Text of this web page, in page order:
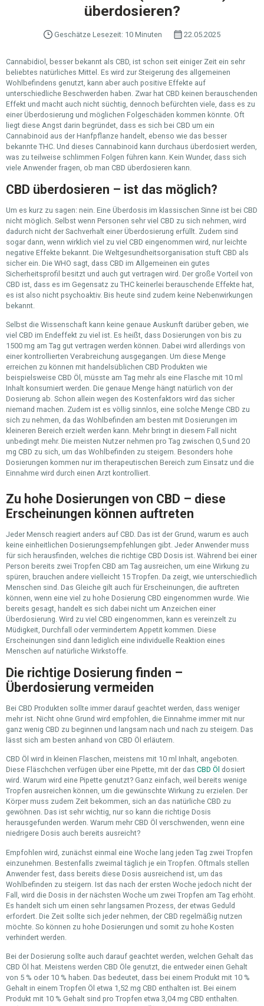
überdosieren?
Geschätze Lesezeit: 10 Minuten 22.05.2025
Cannabidiol, besser bekannt als CBD, ist schon seit einiger Zeit ein sehr
beliebtes natürliches Mittel. Es wird zur Steigerung des allgemeinen
Wohlbefindens genutzt, kann aber auch positive Effekte auf
unterschiedliche Beschwerden haben. Zwar hat CBD keinen berauschenden
Effekt und macht auch nicht süchtig, dennoch befürchten viele, dass es zu
einer Überdosierung und möglichen Folgeschäden kommen könnte. Oft
liegt diese Angst darin begründet, dass es sich bei CBD um ein
Cannabinoid aus der Hanfpflanze handelt, ebenso wie das besser
bekannte THC. Und dieses Cannabinoid kann durchaus überdosiert werden,
was zu teilweise schlimmen Folgen führen kann. Kein Wunder, dass sich
viele Anwender fragen, ob man CBD überdosieren kann.
CBD überdosieren – ist das möglich?
Um es kurz zu sagen: nein. Eine Überdosis im klassischen Sinne ist bei CBD
nicht möglich. Selbst wenn Personen sehr viel CBD zu sich nehmen, wird
dadurch nicht der Sachverhalt einer Überdosierung erfüllt. Zudem sind
sogar dann, wenn wirklich viel zu viel CBD eingenommen wird, nur leichte
negative Effekte bekannt. Die Weltgesundheitsorganisation stuft CBD als
sicher ein. Die WHO sagt, dass CBD im Allgemeinen ein gutes
Sicherheitsprofil besitzt und auch gut vertragen wird. Der große Vorteil von
CBD ist, dass es im Gegensatz zu THC keinerlei berauschende Effekte hat,
es ist also nicht psychoaktiv. Bis heute sind zudem keine Nebenwirkungen
bekannt.
Selbst die Wissenschaft kann keine genaue Auskunft darüber geben, wie
viel CBD im Endeffekt zu viel ist. Es heißt, dass Dosierungen von bis zu
1500 mg am Tag gut vertragen werden können. Dabei wird allerdings von
einer kontrollierten Verabreichung ausgegangen. Um diese Menge
erreichen zu können mit handelsüblichen CBD Produkten wie
beispielsweise CBD Öl, müsste am Tag mehr als eine Flasche mit 10 ml
Inhalt konsumiert werden. Die genaue Menge hängt natürlich von der
Dosierung ab. Schon allein wegen des Kostenfaktors wird das sicher
niemand machen. Zudem ist es völlig sinnlos, eine solche Menge CBD zu
sich zu nehmen, da das Wohlbefinden am besten mit Dosierungen im
kleineren Bereich erzielt werden kann. Mehr bringt in diesem Fall nicht
unbedingt mehr. Die meisten Nutzer nehmen pro Tag zwischen 0,5 und 20
mg CBD zu sich, um das Wohlbefinden zu steigern. Besonders hohe
Dosierungen kommen nur im therapeutischen Bereich zum Einsatz und die
Einnahme wird durch einen Arzt kontrolliert.
Zu hohe Dosierungen von CBD – diese
Erscheinungen können auftreten
Jeder Mensch reagiert anders auf CBD. Das ist der Grund, warum es auch
keine einheitlichen Dosierungsempfehlungen gibt. Jeder Anwender muss
für sich herausfinden, welches die richtige CBD Dosis ist. Während bei einer
Person bereits zwei Tropfen CBD am Tag ausreichen, um eine Wirkung zu
spüren, brauchen andere vielleicht 15 Tropfen. Da zeigt, wie unterschiedlich
Menschen sind. Das Gleiche gilt auch für Erscheinungen, die auftreten
können, wenn eine viel zu hohe Dosierung CBD eingenommen wurde. Wie
bereits gesagt, handelt es sich dabei nicht um Anzeichen einer
Überdosierung. Wird zu viel CBD eingenommen, kann es vereinzelt zu
Müdigkeit, Durchfall oder vermindertem Appetit kommen. Diese
Erscheinungen sind dann lediglich eine individuelle Reaktion eines
Menschen auf natürliche Wirkstoffe.
Die richtige Dosierung finden –
Überdosierung vermeiden
Bei CBD Produkten sollte immer darauf geachtet werden, dass weniger
mehr ist. Nicht ohne Grund wird empfohlen, die Einnahme immer mit nur
ganz wenig CBD zu beginnen und langsam nach und nach zu steigern. Das
lässt sich am besten anhand von CBD Öl erläutern.
CBD Öl wird in kleinen Flaschen, meistens mit 10 ml Inhalt, angeboten.
Diese Fläschchen verfügen über eine Pipette, mit der das CBD Öl dosiert
wird. Warum wird eine Pipette genutzt? Ganz einfach, weil bereits wenige
Tropfen ausreichen können, um die gewünschte Wirkung zu erzielen. Der
Körper muss zudem Zeit bekommen, sich an das natürliche CBD zu
gewöhnen. Das ist sehr wichtig, nur so kann die richtige Dosis
herausgefunden werden. Warum mehr CBD Öl verschwenden, wenn eine
niedrigere Dosis auch bereits ausreicht?
Empfohlen wird, zunächst einmal eine Woche lang jeden Tag zwei Tropfen
einzunehmen. Bestenfalls zweimal täglich je ein Tropfen. Oftmals stellen
Anwender fest, dass bereits diese Dosis ausreichend ist, um das
Wohlbefinden zu steigern. Ist das nach der ersten Woche jedoch nicht der
Fall, wird die Dosis in der nächsten Woche um zwei Tropfen am Tag erhöht.
Es handelt sich um einen sehr langsamen Prozess, der etwas Geduld
erfordert. Die Zeit sollte sich jeder nehmen, der CBD regelmäßig nutzen
möchte. So können zu hohe Dosierungen und somit zu hohe Kosten
verhindert werden.
Bei der Dosierung sollte auch darauf geachtet werden, welchen Gehalt das
CBD Öl hat. Meistens werden CBD Öle genutzt, die entweder einen Gehalt
von 5 % oder 10 % haben. Das bedeutet, dass bei einem Produkt mit 10 %
Gehalt in einem Tropfen Öl etwa 1,52 mg CBD enthalten ist. Bei einem
Produkt mit 10 % Gehalt sind pro Tropfen etwa 3,04 mg CBD enthalten.